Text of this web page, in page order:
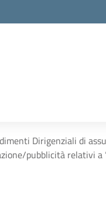
Dirigenziali di
pubblicità relativi a